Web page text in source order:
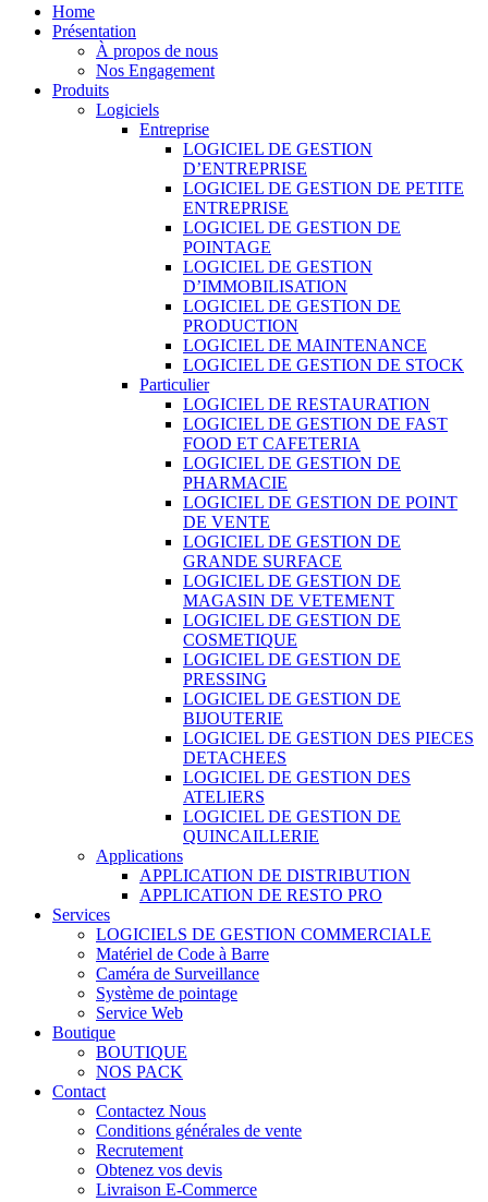
Home
Présentation
À propos de nous
Nos Engagement
Produits
Logiciels
Entreprise
LOGICIEL DE GESTION
D’ENTREPRISE
LOGICIEL DE GESTION DE PETITE
ENTREPRISE
LOGICIEL DE GESTION DE
POINTAGE
LOGICIEL DE GESTION
D’IMMOBILISATION
LOGICIEL DE GESTION DE
PRODUCTION
LOGICIEL DE MAINTENANCE
LOGICIEL DE GESTION DE STOCK
Particulier
LOGICIEL DE RESTAURATION
LOGICIEL DE GESTION DE FAST
FOOD ET CAFETERIA
LOGICIEL DE GESTION DE
PHARMACIE
LOGICIEL DE GESTION DE POINT
DE VENTE
LOGICIEL DE GESTION DE
GRANDE SURFACE
LOGICIEL DE GESTION DE
MAGASIN DE VETEMENT
LOGICIEL DE GESTION DE
COSMETIQUE
LOGICIEL DE GESTION DE
PRESSING
LOGICIEL DE GESTION DE
BIJOUTERIE
LOGICIEL DE GESTION DES PIECES
DETACHEES
LOGICIEL DE GESTION DES
ATELIERS
LOGICIEL DE GESTION DE
QUINCAILLERIE
Applications
APPLICATION DE DISTRIBUTION
APPLICATION DE RESTO PRO
Services
LOGICIELS DE GESTION COMMERCIALE
Matériel de Code à Barre
Caméra de Surveillance
Système de pointage
Service Web
Boutique
BOUTIQUE
NOS PACK
Contact
Contactez Nous
Conditions générales de vente
Recrutement
Obtenez vos devis
Livraison E-Commerce